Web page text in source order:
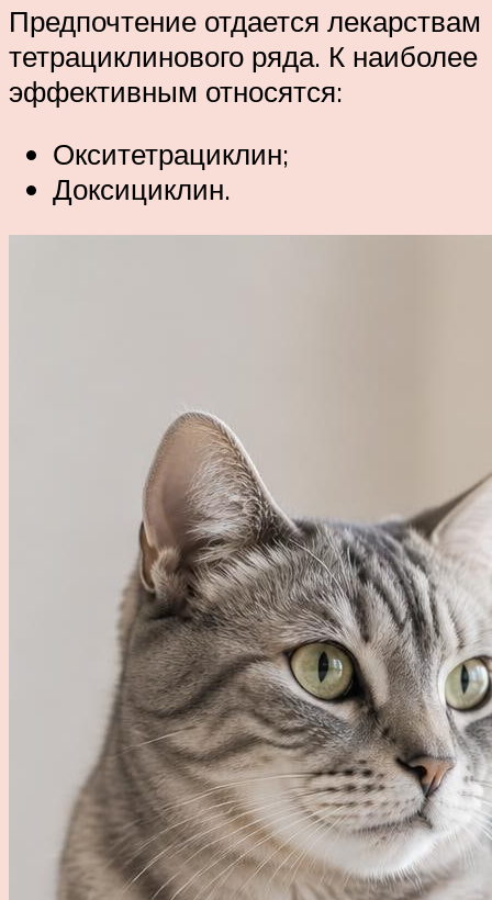
Предпочтение отдается лекарствам
тетрациклинового ряда. К наиболее
эффективным относятся:
Окситетрациклин;
Доксициклин.